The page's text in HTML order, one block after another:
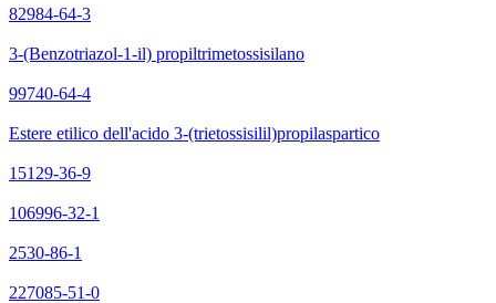
82984-64-3
3-(Benzotriazol-1-il) propiltrimetossisilano
99740-64-4
Estere etilico dell'acido 3-(trietossisilil)propilaspartico
15129-36-9
106996-32-1
2530-86-1
227085-51-0